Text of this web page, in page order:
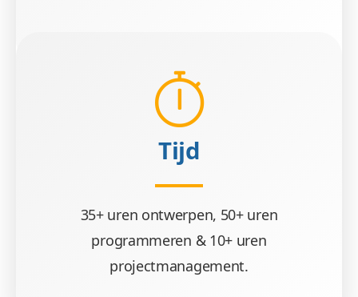
Tijd
35+ uren ontwerpen, 50+ uren
programmeren & 10+ uren
projectmanagement.